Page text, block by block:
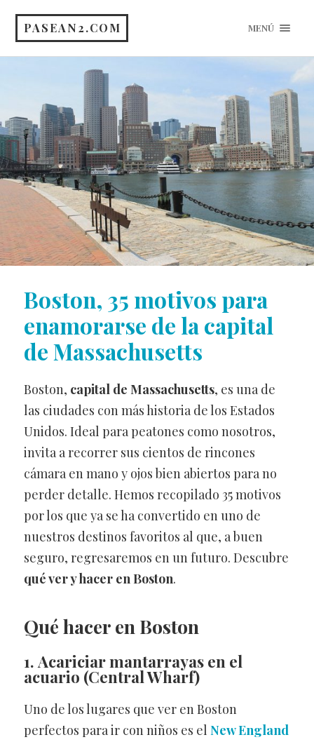
PASEAN2.COM MENÚ
Boston, 35 motivos para
enamorarse de la capital
de Massachusetts
Boston, capital de Massachusetts, es una de
las ciudades con más historia de los Estados
Unidos. Ideal para peatones como nosotros,
invita a recorrer sus cientos de rincones
cámara en mano y ojos bien abiertos para no
perder detalle. Hemos recopilado 35 motivos
por los que ya se ha convertido en uno de
nuestros destinos favoritos al que, a buen
seguro, regresaremos en un futuro. Descubre
qué ver y hacer en Boston.
Qué hacer en Boston
1. Acariciar mantarrayas en el
acuario (Central Wharf)
Uno de los lugares que ver en Boston
perfectos para ir con niños es el New England